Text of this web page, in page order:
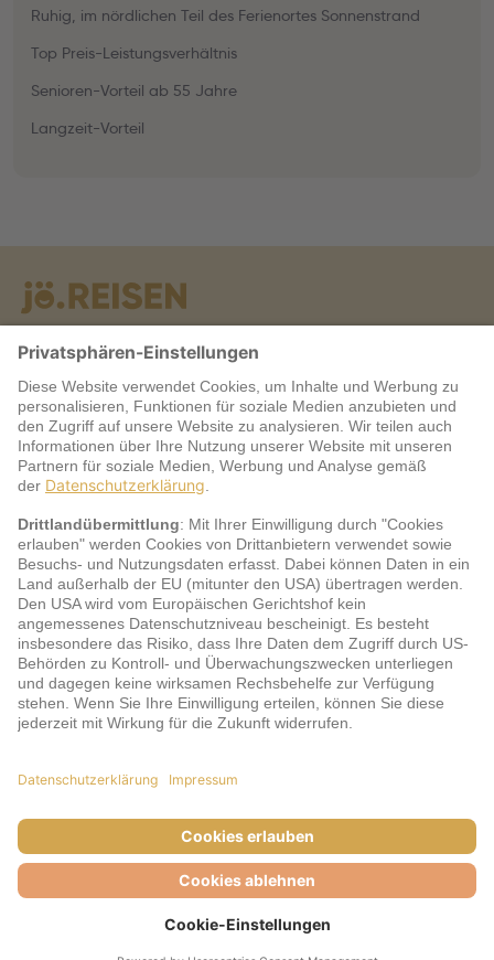
Ruhig, im nördlichen Teil des Ferienortes Sonnenstrand
Top Preis-Leistungsverhältnis
Senioren-Vorteil ab 55 Jahre
Langzeit-Vorteil
Warum jö?
Service
jö Bonus Club Partner
Zahlungsarten & Sicherheit
AGB
Datenschutz